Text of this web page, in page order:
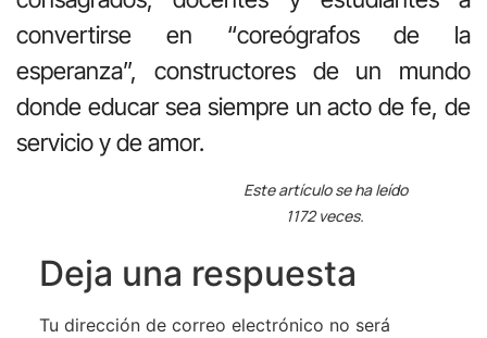
convertirse en “coreógrafos de la
esperanza”, constructores de un mundo
donde educar sea siempre un acto de fe, de
servicio y de amor.
Este artículo se ha leído
1172 veces.
Deja una respuesta
Tu dirección de correo electrónico no será